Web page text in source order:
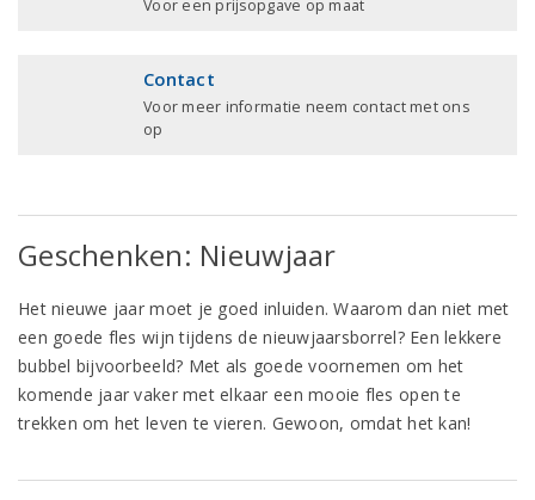
Voor een prijsopgave op maat
Contact
Voor meer informatie neem contact met ons
op
Geschenken: Nieuwjaar
Het nieuwe jaar moet je goed inluiden. Waarom dan niet met
een goede fles wijn tijdens de nieuwjaarsborrel? Een lekkere
bubbel bijvoorbeeld? Met als goede voornemen om het
komende jaar vaker met elkaar een mooie fles open te
trekken om het leven te vieren. Gewoon, omdat het kan!